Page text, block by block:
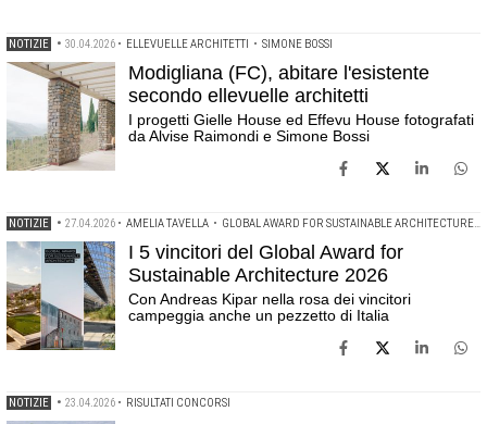
NOTIZIE • 30.04.2026 • ELLEVUELLE ARCHITETTI • SIMONE BOSSI
Modigliana (FC), abitare l'esistente
secondo ellevuelle architetti
I progetti Gielle House ed Effevu House fotografati
da Alvise Raimondi e Simone Bossi
NOTIZIE • 27.04.2026 • AMELIA TAVELLA • GLOBAL AWARD FOR SUSTAINABLE ARCHITECTURE •
I 5 vincitori del Global Award for
Sustainable Architecture 2026
Con Andreas Kipar nella rosa dei vincitori
campeggia anche un pezzetto di Italia
NOTIZIE • 23.04.2026 • RISULTATI CONCORSI